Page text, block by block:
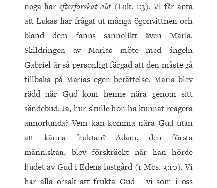
noga harefterforskat allt (Luk. 1:3). Vi får anta
att Lukas har frågat ut många ögonvittnen och
bland dem fanns sannolikt även Maria.
Skildringen av Marias möte med ängeln
Gabriel är så personligt färgad att den måste gå
tillbaka på Marias egen berättelse. Maria blev
rädd när Gud kom henne nära genom sitt
sändebud. Ja, hur skulle hon ha kunnat reagera
annorlunda? Vem kan komma nära Gud utan
att känna fruktan? Adam, den första
människan, blev förskräckt när han hörde
ljudet av Gud i Edens lustgård (1 Mos. 3:10). Vi
har alla orsak att frukta Gud – vi som i oss